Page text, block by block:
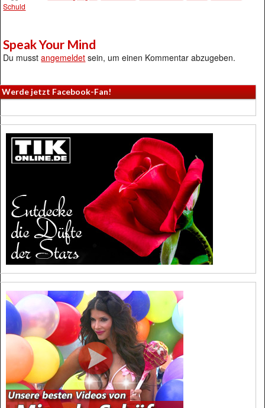
Schuld
Speak Your Mind
Du musstangemeldet sein, um einen Kommentar abzugeben.
Werde jetzt Facebook-Fan!